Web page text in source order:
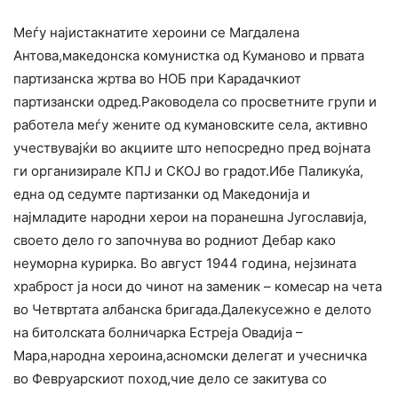
Меѓу најистакнатите хероини се Магдалена
Антова,македонска комунистка од Куманово и првата
партизанска жртва во НОБ при Карадачкиот
партизански одред.Раководела со просветните групи и
работела меѓу жените од кумановските села, активно
учествувајќи во акциите што непосредно пред војната
ги организирале КПЈ и СКОЈ во градот.Ибе Паликуќа,
една од седумте партизанки од Македонија и
најмладите народни херои на поранешна Југославија,
своето дело го започнува во родниот Дебар како
неуморна курирка. Во август 1944 година, нејзината
храброст ја носи до чинот на заменик – комесар на чета
во Четвртата албанска бригада.Далекусежно е делото
на битолската болничарка Естреја Овадија –
Мара,народна хероина,асномски делегат и учесничка
во Февруарскиот поход,чие дело се закитува со